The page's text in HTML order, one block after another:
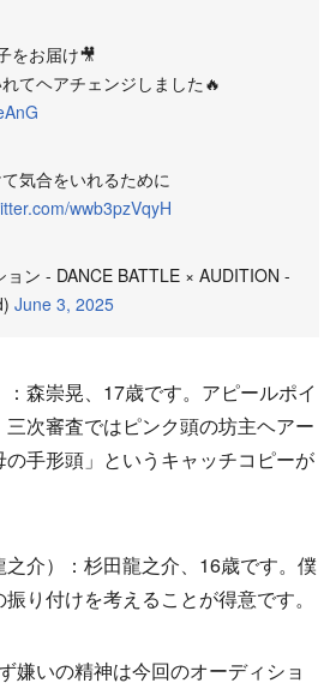
をお届け🎥
てヘアチェンジしました🔥
気合をいれるために
wwb3pzVqyH
ン - DANCE BATTLE × AUDITION -
June 3, 2025
森崇晃、17歳です。アピールポイ
次審査ではピンク頭の坊主ヘアー
手形頭」というキャッチコピーが
介）：杉田龍之介、16歳です。僕
り付けを考えることが得意です。
嫌いの精神は今回のオーディショ